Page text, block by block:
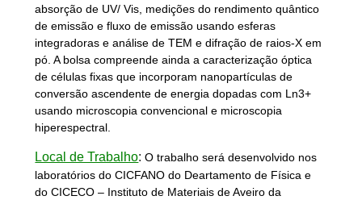
absorção de UV/ Vis, medições do rendimento quântico
de emissão e fluxo de emissão usando esferas
integradoras e análise de TEM e difração de raios-X em
pó. A bolsa compreende ainda a caracterização óptica
de células fixas que incorporam nanopartículas de
conversão ascendente de energia dopadas com Ln3+
usando microscopia convencional e microscopia
hiperespectral.
Local de Trabalho: O trabalho será desenvolvido nos
laboratórios do CICFANO do Deartamento de Física e
do CICECO – Instituto de Materiais de Aveiro da